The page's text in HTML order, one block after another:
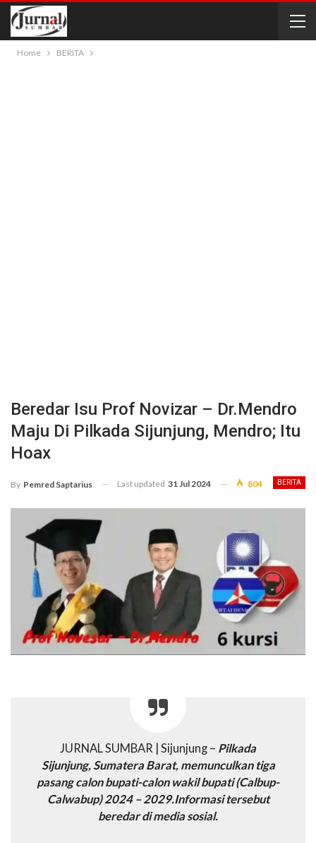
Home BERITA
Beredar Isu Prof Novizar – Dr.Mendro
Maju Di Pilkada Sijunjung, Mendro; Itu
Hoax
BERITA
By Pemred Saptarius Last updated 31 Jul 2024 804
JURNAL SUMBAR | Sijunjung – Pilkada
Sijunjung, Sumatera Barat, memunculkan tiga
pasang calon bupati-calon wakil bupati (Calbup-
Calwabup) 2024 – 2029.Informasi tersebut
beredar di media sosial.